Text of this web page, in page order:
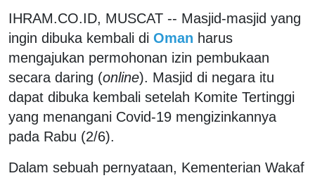
IHRAM.CO.ID, MUSCAT -- Masjid-masjid yang
ingin dibuka kembali di Oman harus
mengajukan permohonan izin pembukaan
secara daring (online). Masjid di negara itu
dapat dibuka kembali setelah Komite Tertinggi
yang menangani Covid-19 mengizinkannya
pada Rabu (2/6).
Dalam sebuah pernyataan, Kementerian Wakaf